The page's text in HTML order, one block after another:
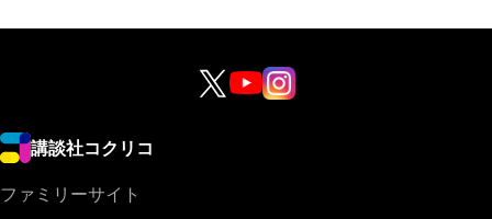
講談社コクリコ
ファミリーサイト